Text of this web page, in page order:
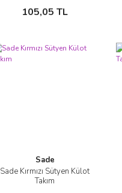
105,05 TL
Sepete Ekle
Sade
Sade Kırmızı Sütyen Külot
Takım
İncele